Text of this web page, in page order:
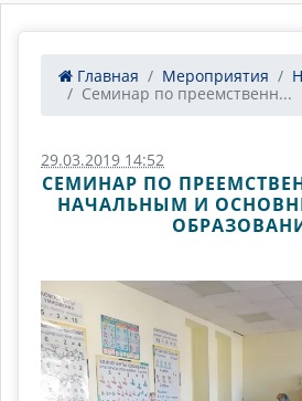
Главная Мероприятия
Семинар по преемственн...
29.03.2019 14:52
СЕМИНАР ПО
НАЧАЛЬНЫМ И